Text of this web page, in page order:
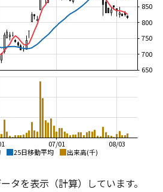
25日移動平均 出来高(千)
08/03
07/01
650
700
750
800
850
1,200
タを表示（計算）しています。